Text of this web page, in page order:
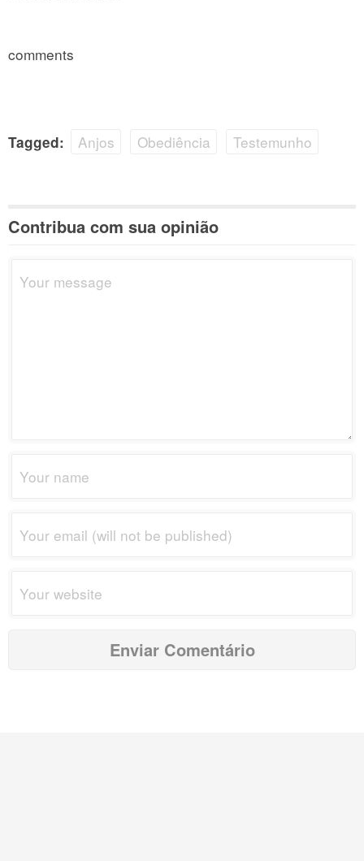
comments
Tagged: Anjos Obediência Testemunho
Contribua com sua opinião